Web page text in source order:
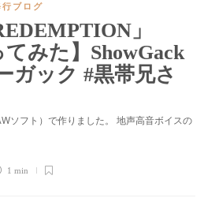
ブログ
」
みた】ShowGack
ガック #黒帯兄さ
ソフト）で作りました。 地声高音ボイスの
1 min